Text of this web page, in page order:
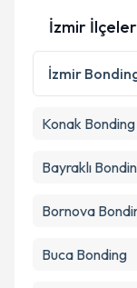
Metni 'ni
İzmir
İzmir
Konak Bonding
Bayraklı
Bornova
Buca Bonding